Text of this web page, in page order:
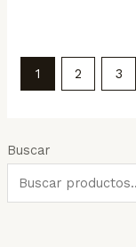
Buscar
1 2 3